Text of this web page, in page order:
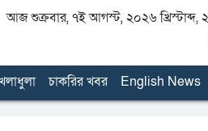
আজ শুক্রবার, ৭ই আগস্ট, ২০২৬ খ্রিস্টাব্দ,
চাকরির খবর English News